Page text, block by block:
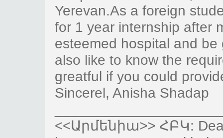
Yerevan.As a foreign
for 1 year internship after
esteemed hospital and
also like to know the
greatful if you could
Sincerel, Anisha Shadap
<<Արմենիա>> ՀԲԿ: